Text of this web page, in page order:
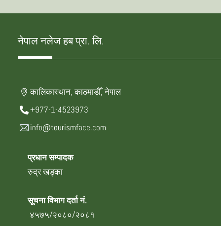
नेपाल नलेज हब प्रा. लि.
कालिकास्थान, काठमाडौँ, नेपाल
+977-1-4523973
info@tourismface.com
प्रधान सम्पादक
रुद्र खड्का
सूचना विभाग दर्ता नं.
४५७५/२०८०/२०८१